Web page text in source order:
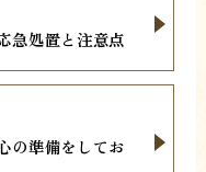
急処置と注意点
の準備をしてお